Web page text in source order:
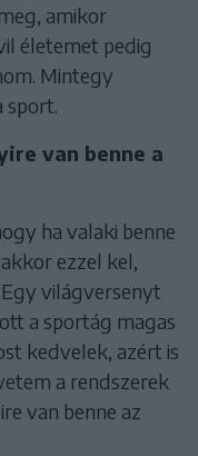
amikor
életemet pedig
Mintegy
sport.
van benne a
ha valaki benne
ezzel kel,
világversenyt
a sportág magas
kedvelek, azért is
a rendszerek
van benne az